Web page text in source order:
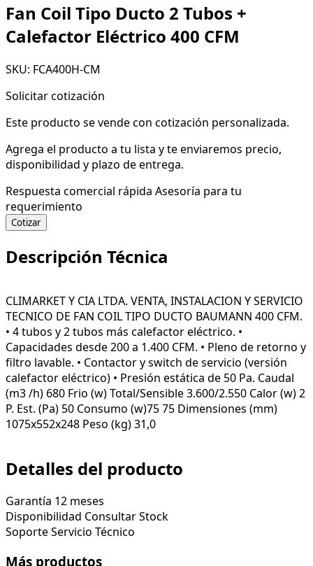
Fan Coil Tipo Ducto 2 Tubos +
Calefactor Eléctrico 400 CFM
SKU: FCA400H-CM
Solicitar cotización
Este producto se vende con cotización personalizada.
Agrega el producto a tu lista y te enviaremos precio,
disponibilidad y plazo de entrega.
Respuesta comercial rápida Asesoría para tu
requerimiento
Cotizar
Descripción Técnica
CLIMARKET Y CIA LTDA. VENTA, INSTALACION Y SERVICIO
TECNICO DE FAN COIL TIPO DUCTO BAUMANN 400 CFM.
• 4 tubos y 2 tubos más calefactor eléctrico. •
Capacidades desde 200 a 1.400 CFM. • Pleno de retorno y
filtro lavable. • Contactor y switch de servicio (versión
calefactor eléctrico) • Presión estática de 50 Pa. Caudal
(m3 /h) 680 Frio (w) Total/Sensible 3.600/2.550 Calor (w) 2
P. Est. (Pa) 50 Consumo (w)75 75 Dimensiones (mm)
1075x552x248 Peso (kg) 31,0
Detalles del producto
Garantía 12 meses
Disponibilidad Consultar Stock
SoporteServicio Técnico
Más productos